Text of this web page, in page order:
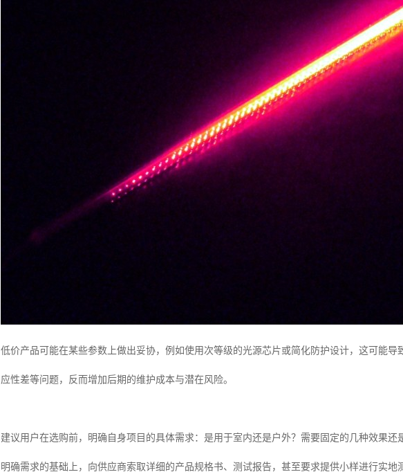
低价产品可能在某些参数上做出妥协，例如使用次等级的光源芯片或简化防护设计，这可能
应性差等问题，反而增加后期的维护成本与潜在风险。
建议用户在选购前，明确自身项目的具体需求：是用于室内还是户外？需要固定的几种效果
明确需求的基础上，向供应商索取详细的产品规格书、测试报告，甚至要求提供小样进行实地